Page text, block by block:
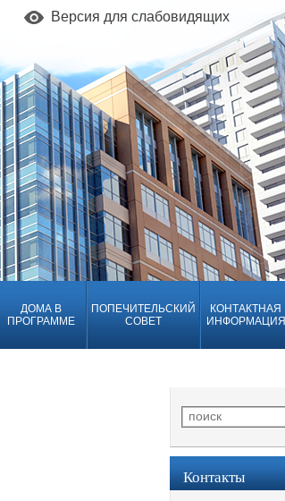
Версия для слабовидящих
ДОМА В
ПРОГРАММЕ
ПОПЕЧИТЕЛЬСКИЙ
СОВЕТ
КОНТАКТНАЯ
ИНФОРМАЦИЯ
Контакты